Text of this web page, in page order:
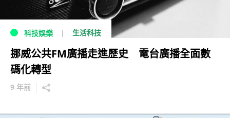
科技娛樂 生活科技
挪威公共FM廣播走進歷史 電台廣播全面數
碼化轉型
9 年前